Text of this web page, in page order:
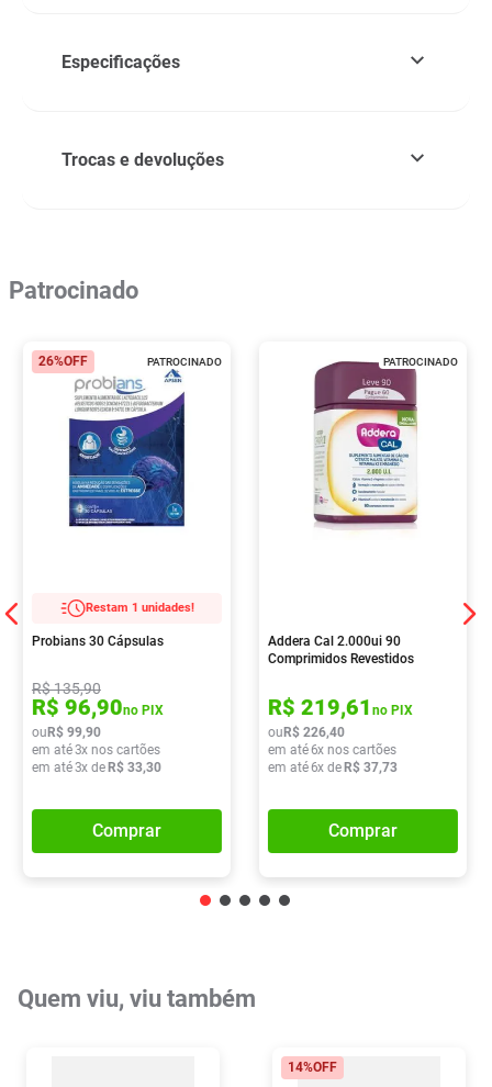
Especificações
Trocas e devoluções
Patrocinado
PATROCINADO
26%OFF
Restam 1 unidades!
Probians 30 Cápsulas
R$135,90
R$ 96,90no PIX
ou R$ 99,90
em até3x nos cartões
em até3x de R$ 33,30
Comprar
PATROCINADO
Addera Cal 2.000ui 90
Comprimidos Revestidos
R$ 219,61 no PIX
ou R$ 226,40
em até6x nos cartões
em até6x de R$ 37,73
Comprar
Quem viu, viu também
14%OFF